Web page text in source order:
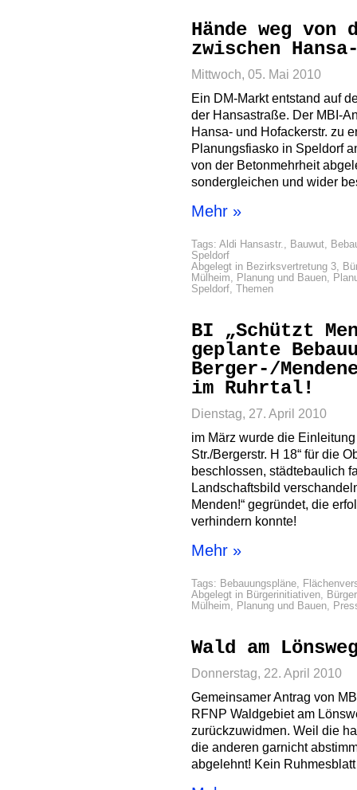
Hände weg von
zwischen
Mittwoch, 05. Mai 2010
Ein DM-Markt entstand auf
der Hansastraße. Der MBI-
Hansa- und Hofackerstr. zu
Planungsfiasko in Speldorf
von der Betonmehrheit
sondergleichen und wider
Mehr »
Tags: Aldi Hansastr., Bauwut,
Speldorf
Abgelegt in Bezirksvertretung 3,
Mülheim, Planung und Bauen,
Speldorf, Themen
BI „Schützt
geplante
Berger-/
im Ruhrtal!
Dienstag, 27. April 2010
im März wurde die
Str./Bergerstr. H 18“ für die
beschlossen, städtebaulich
Landschaftsbild
Menden!“ gegründet, die
verhindern konnte!
Mehr »
Tags: Bebauungspläne,
Abgelegt in Bürgerinitiativen,
Mülheim, Planung und Bauen,
Wald am
Donnerstag, 22. April 2010
Gemeinsamer Antrag von
RFNP Waldgebiet am
zurückzuwidmen. Weil die
die anderen garnicht
abgelehnt! Kein